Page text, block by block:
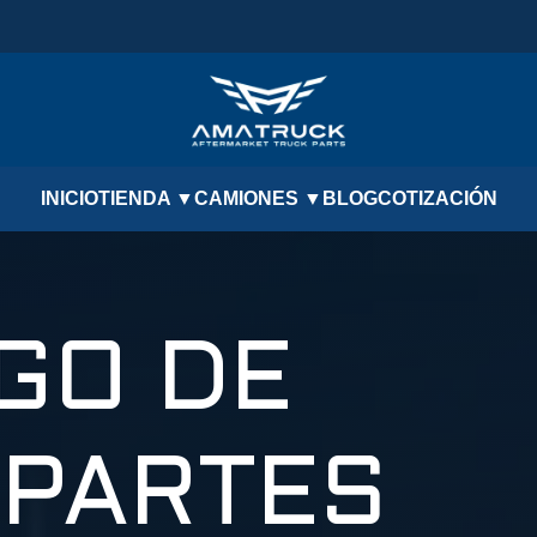
INICIOTIENDA ▼CAMIONES ▼ BLOGCOTIZACIÓN
DE